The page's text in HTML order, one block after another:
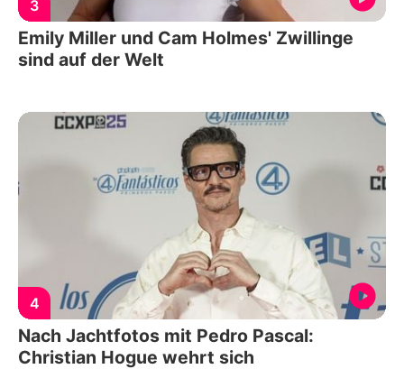
3
Emily Miller und Cam Holmes' Zwillinge
sind auf der Welt
4
Nach Jachtfotos mit Pedro Pascal:
Christian Hogue wehrt sich